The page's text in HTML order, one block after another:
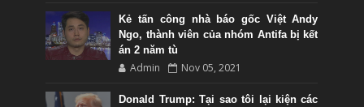
Kẻ tấn công nhà báo gốc Việt Andy
Ngo, thành viên của nhóm Antifa bị kết
án 2 năm tù
Admin Nov 05, 2021
Donald Trump: Tại sao tôi lại kiện các